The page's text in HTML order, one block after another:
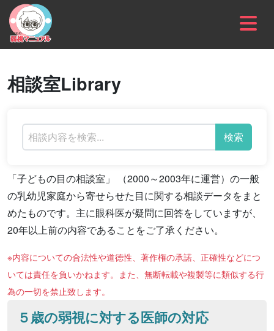
内容をスキップ
相談室Library
検索
「子どもの目の相談室」 （2000～2003年に運営）の一般
の乳幼児家庭から寄せらせた目に関する相談データをまと
めたものです。主に眼科医が疑問に回答をしていますが、
20年以上前の内容であることをご了承ください。
※内容についての合法性や道徳性、著作権の承諾、正確性などにつ
いては責任を負いかねます。また、無断転載や複製等に類似する行
為の一切を禁止致します。
５歳の弱視に対する医師の対応